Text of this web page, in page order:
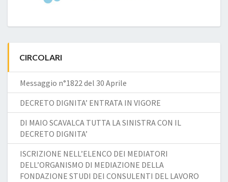
CIRCOLARI
Messaggio n°1822 del 30 Aprile
DECRETO DIGNITA’ ENTRATA IN VIGORE
DI MAIO SCAVALCA TUTTA LA SINISTRA CON IL
DECRETO DIGNITA’
ISCRIZIONE NELL’ELENCO DEI MEDIATORI
DELL’ORGANISMO DI MEDIAZIONE DELLA
FONDAZIONE STUDI DEI CONSULENTI DEL LAVORO